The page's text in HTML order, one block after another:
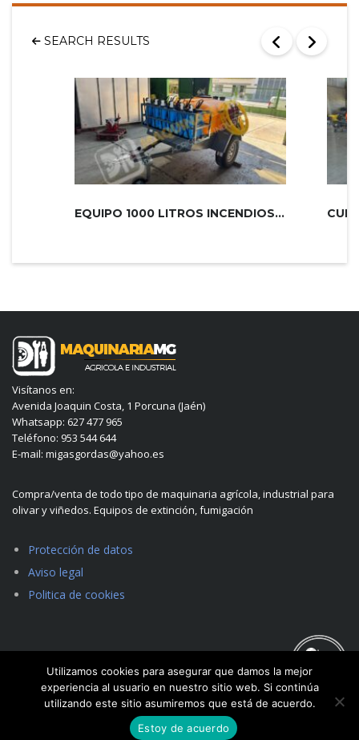
SEARCH RESULTS
EQUIPO 1000 LITROS INCENDIOS PLUS 2...
Visítanos en:
Avenida Joaquin Costa, 1 Porcuna (Jaén)
Whatsapp: 627 477 965
Teléfono: 953 544 644
E-mail: migasgordas@yahoo.es
Compra/venta de todo tipo de maquinaria agrícola, industrial para
olivar y viñedos. Equipos de extinción, fumigación
Protección de datos
Aviso legal
Politica de cookies
Utilizamos cookies para asegurar que damos la mejor
experiencia al usuario en nuestro sitio web. Si continúa
utilizando este sitio asumiremos que está de acuerdo.
Estoy de acuerdo